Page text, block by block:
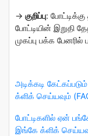
→ குறிப்பு:
போட்டியின் இறுதி
முகப்பு பக்க பேனரில்
அடிக்கடி
க்ளிக் செய்யவும்
போட்டிகளில் ஏன்
இங்கே க்ளிக்